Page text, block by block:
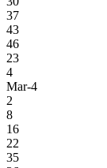
37
43
46
23
4
Mar-4
2
8
16
22
35